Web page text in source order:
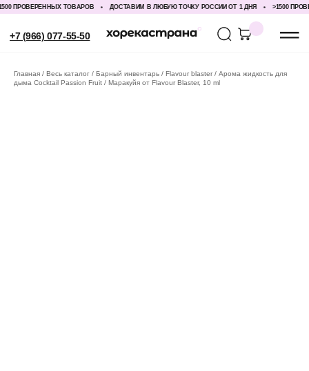
ПРОВЕРЕННЫХ ТОВАРОВ ДОСТАВИМ В ЛЮБУЮ ТОЧКУ РОССИИ ОТ 1 ДНЯ >1500
Главная Весь каталог Барный инвентарь Flavour blaster
Арома жидкость для
дыма Сocktail Passion Fruit / Маракуйя от Flavour Blaster, 10 ml